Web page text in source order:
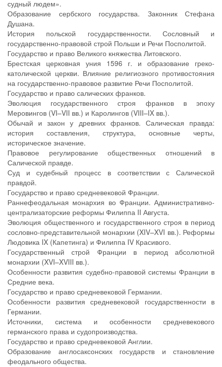
судный людем».
Образование сербского государства. Законник Стефана
Душана.
История польской государственности. Сословный и
государственно-правовой строй Польши и Речи Посполитой.
Государство и право Великого княжества Литовского.
Брестская церковная уния 1596 г. и образование греко-
католической церкви. Влияние религиозного противостояния
на государственно-правовое развитие Речи Посполитой.
Государство и право салических франков.
Эволюция государственного строя франков в эпоху
Меровингов (VI–VII вв.) и Каролингов (VIII–IX вв.).
Обычай и закон у древних франков. Салическая правда:
история составления, структура, основные черты,
историческое значение.
Правовое регулирование общественных отношений в
Салической правде.
Суд и судебный процесс в соответствии с Салической
правдой.
Государство и право средневековой Франции.
Раннефеодальная монархия во Франции. Административно-
централизаторские реформы Филиппа II Августа.
Эволюция общественного и государственного строя в период
сословно-представительной монархии (XIV–XVI вв.). Реформы
Людовика IX (Капетинга) и Филиппа IV Красивого.
Государственный строй Франции в период абсолютной
монархии (XVI–XVIII вв.).
Особенности развития судебно-правовой системы Франции в
Средние века.
Государство и право средневековой Германии.
Особенности развития средневековой государственности в
Германии.
Источники, система и особенности средневекового
германского права и судопроизводства.
Государство и право средневековой Англии.
Образование англосаксонских государств и становление
феодального общества.